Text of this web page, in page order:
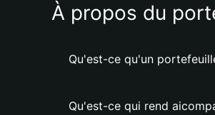
À propos du
Qu'est-ce qu'un
Qu'est-ce qui rend